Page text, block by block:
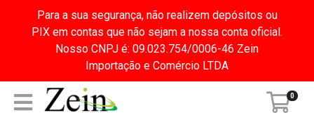
Para a sua segurança, não realizem depósitos ou
PIX em contas que não sejam a nossa conta oficial.
Nosso CNPJ é: 09.023.754/0006-46 Zein
Importação e Comércio LTDA
0